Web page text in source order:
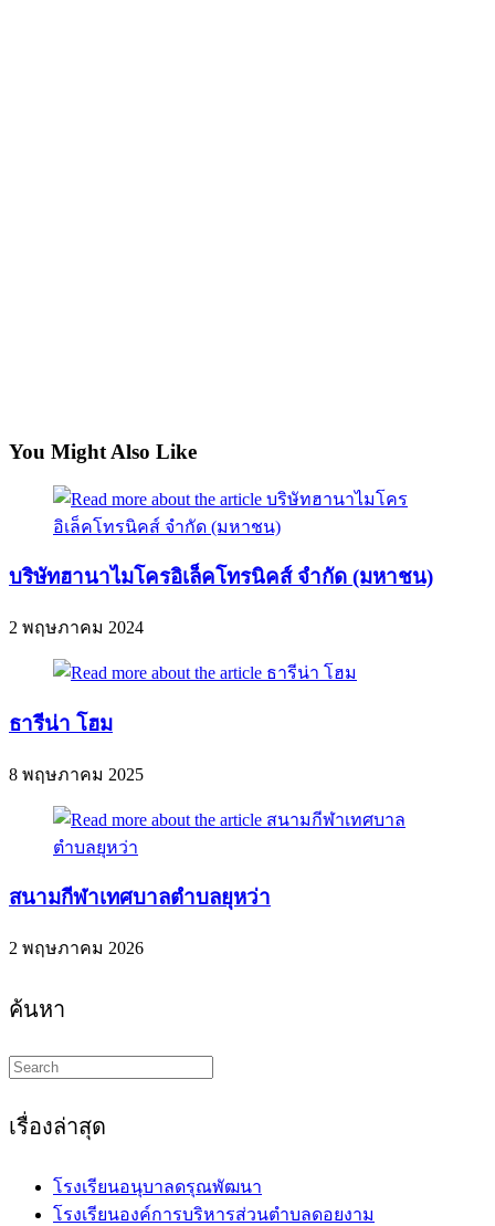
You Might Also Like
บริษัทฮานาไมโครอิเล็คโทรนิคส์ จำกัด (มหาชน)
2 พฤษภาคม 2024
ธารีน่า โฮม
8 พฤษภาคม 2025
สนามกีฬาเทศบาลตำบลยุหว่า
2 พฤษภาคม 2026
ค้นหา
Search
this
เรื่องล่าสุด
โรงเรียนอนุบาลดรุณพัฒนา
โรงเรียนองค์การบริหารส่วนตำบลดอยงาม